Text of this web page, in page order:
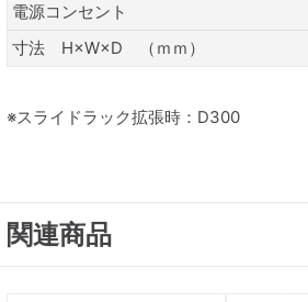
電源コンセント
寸法 H×W×D （ｍｍ）
※スライドラック拡張時：D300
関連商品